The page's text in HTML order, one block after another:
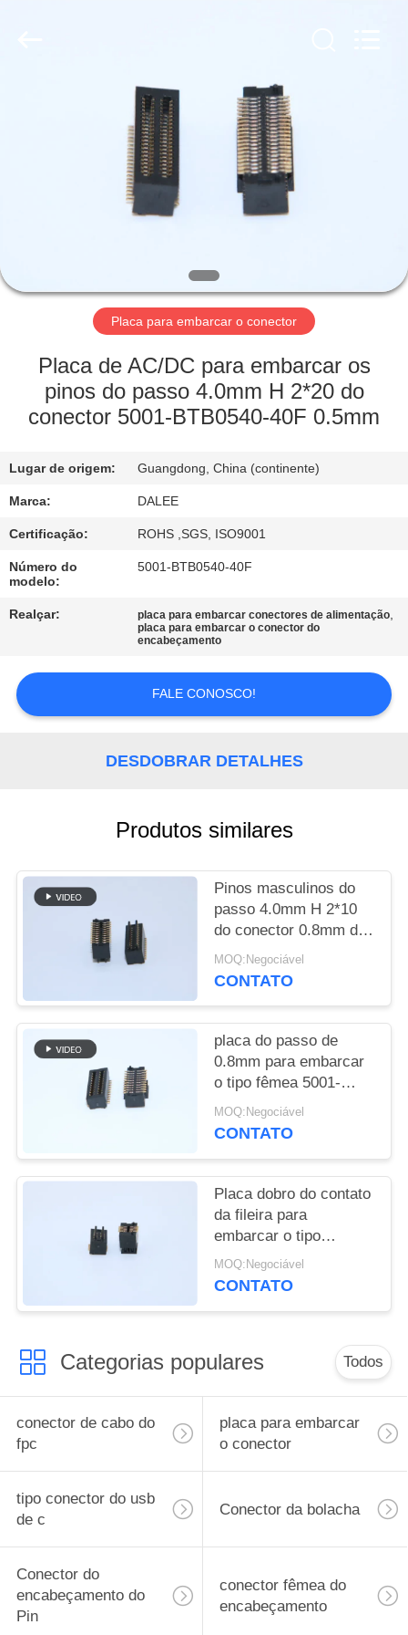
PRODUTOS
EXCURSÃO
FÁBRICA
CONTROLE
QUALIDADE
CONTACTE-
NOS
PEÇA
CITAÇÕES
PRIVACY
POLICY
Placa para embarcar o conector
Placa de AC/DC para embarcar os
pinos do passo 4.0mm H 2*20 do
conector 5001-BTB0540-40F 0.5mm
Lugar de origem: Guangdong, China (continente)
Marca: DALEE
Certificação: ROHS ,SGS, ISO9001
Número do
modelo:
5001-BTB0540-40F
Realçar: placa para embarcar conectores de alimentação,
placa para embarcar o conector do
encabeçamento
FALE CONOSCO!
DESDOBRAR DETALHES
Produtos similares
Pinos masculinos do
passo 4.0mm H 2*10
do conector 0.8mm do
gênero 5001-BTB0840-
20M BTB
MOQ:Negociável
CONTATO
placa do passo de
0.8mm para embarcar
o tipo fêmea 5001-
BTB0830-20F dos
conectores de
MOQ:Negociável
CONTATO
Placa dobro do contato
da fileira para
embarcar o tipo
masculino passo
4.0mm do conector dos
MOQ:Negociável
CONTATO
Categorias populares Todos
conector de cabo do
fpc
placa para embarcar
o conector
tipo conector do usb
de c
Conector da bolacha
Conector do
encabeçamento do
Pin
conector fêmea do
encabeçamento